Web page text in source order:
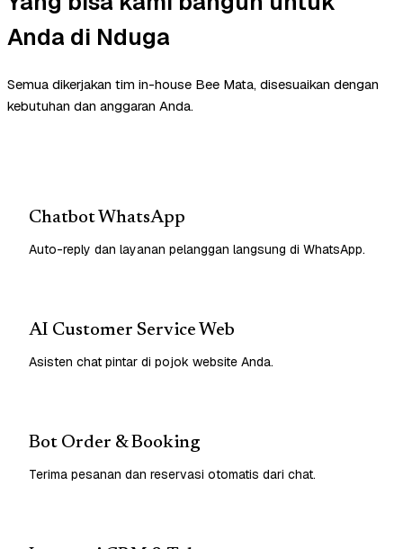
Anda di Nduga
Semua dikerjakan tim in-house Bee Mata, disesuaikan dengan
kebutuhan dan anggaran Anda.
Chatbot WhatsApp
Auto-reply dan layanan pelanggan langsung di WhatsApp.
AI Customer Service Web
Asisten chat pintar di pojok website Anda.
Bot Order & Booking
Terima pesanan dan reservasi otomatis dari chat.